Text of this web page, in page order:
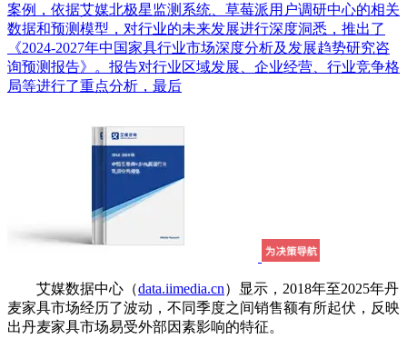
案例，依据艾媒北极星监测系统、草莓派用户调研中心的相关
数据和预测模型，对行业的未来发展进行深度洞悉，推出了
《2024-2027年中国家具行业市场深度分析及发展趋势研究咨
询预测报告》。报告对行业区域发展、企业经营、行业竞争格
局等进行了重点分析，最后
艾媒数据中心（data.iimedia.cn）显示，2018年至2025年丹
麦家具市场经历了波动，不同季度之间销售额有所起伏，反映
出丹麦家具市场易受外部因素影响的特征。